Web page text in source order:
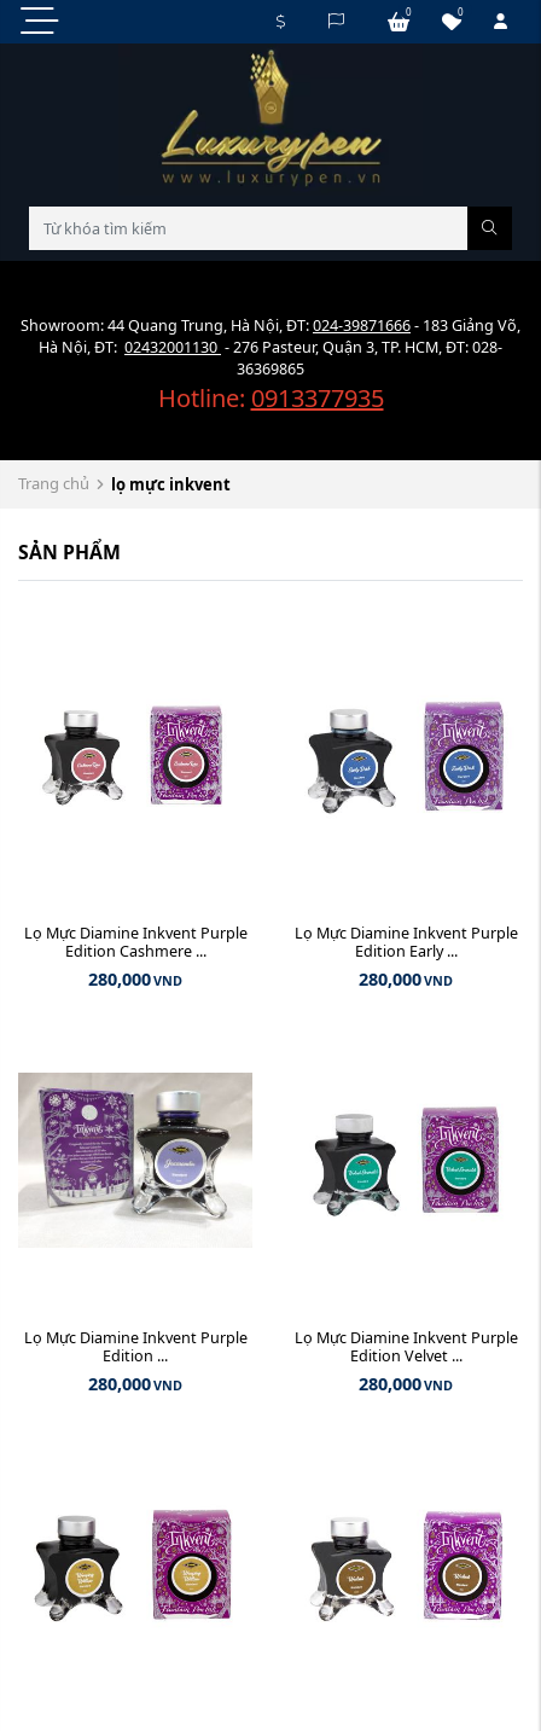
0
0
Showroom: 44 Quang Trung, Hà Nội, ĐT:024-39871666- 183 Giảng Võ,
Hà Nội, ĐT: 02432001130 - 276 Pasteur, Quận 3, TP. HCM, ĐT: 028-
36369865
Hotline: 0913377935
Trang chủ lọ mực inkvent
SẢN PHẨM
Lọ Mực Diamine Inkvent Purple
Edition Cashmere ...
280,000VND
Lọ Mực Diamine Inkvent Purple
Edition Early ...
280,000VND
Lọ Mực Diamine Inkvent Purple
Edition ...
280,000VND
Lọ Mực Diamine Inkvent Purple
Edition Velvet ...
280,000VND